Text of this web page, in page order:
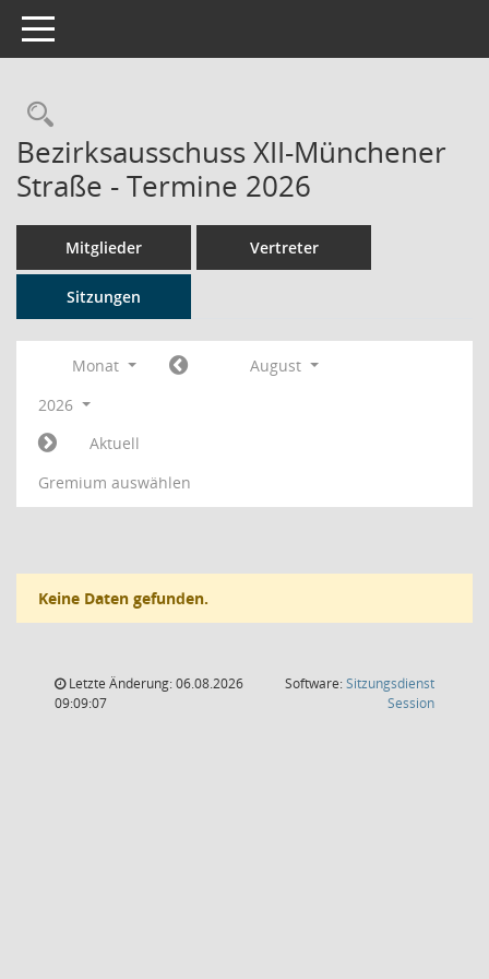
Toggle navigation
Rechercheauswahl
Bezirksausschuss XII-Münchener
Straße - Termine 2026
Mitglieder Vertreter
Sitzungen
Monat
August
2026
Aktuell
Gremium auswählen
Keine Daten gefunden.
Letzte Änderung: 06.08.2026
09:09:07
Software:Sitzungsdienst
Session(Wird in